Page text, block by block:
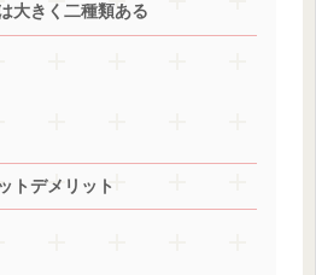
大きく二種類ある
トデメリット